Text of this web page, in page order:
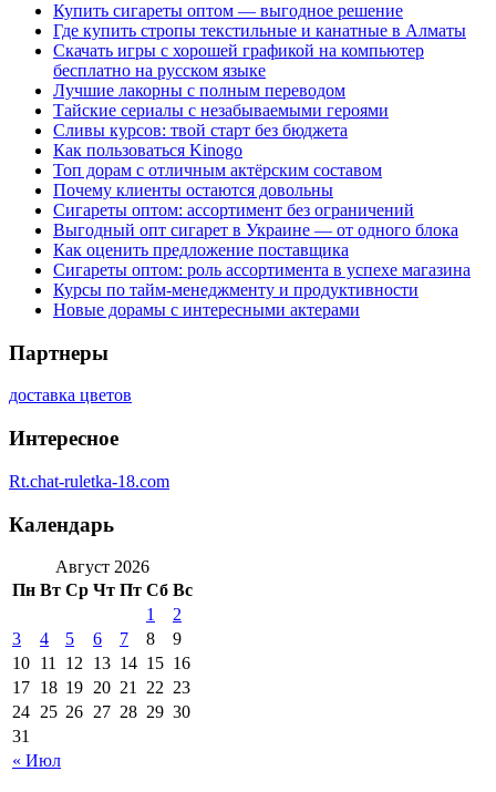
Купить сигареты оптом — выгодное решение
Где купить стропы текстильные и канатные в Алматы
Скачать игры с хорошей графикой на компьютер
бесплатно на русском языке
Лучшие лакорны с полным переводом
Тайские сериалы с незабываемыми героями
Сливы курсов: твой старт без бюджета
Как пользоваться Kinogo
Топ дорам с отличным актёрским составом
Почему клиенты остаются довольны
Сигареты оптом: ассортимент без ограничений
Выгодный опт сигарет в Украине — от одного блока
Как оценить предложение поставщика
Сигареты оптом: роль ассортимента в успехе магазина
Курсы по тайм-менеджменту и продуктивности
Новые дорамы с интересными актерами
Партнеры
доставка цветов
Интересное
Rt.chat-ruletka-18.com
Календарь
Август 2026
Пн Вт Ср Чт Пт Сб Вс
« Июл
1
2
3
4 5 6 7 8
9
10 11 12 13 14 15 16
17 18 19 20 21 22 23
24 25 26 27 28 29 30
31